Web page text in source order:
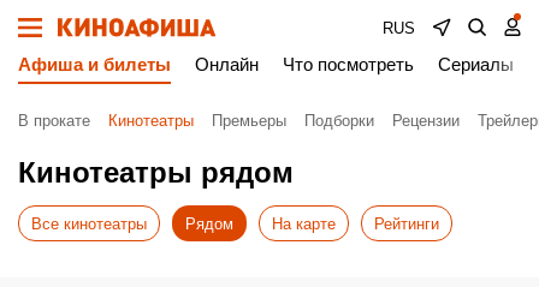
RUS
Афиша и билеты Онлайн Что посмотреть Сериалы
В прокате Кинотеатры Премьеры Подборки Рецензии
Кинотеатры рядом
Все кинотеатры Рядом На карте Рейтинги